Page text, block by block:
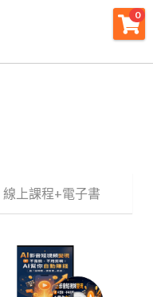
0
線上課程+電子書
×